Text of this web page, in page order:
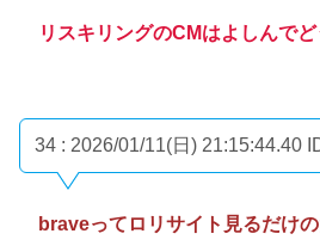
リスキリングのCMはよしんで
34 : 2026/01/11(日) 21:15:44.40
braveってロリサイト見るだけ